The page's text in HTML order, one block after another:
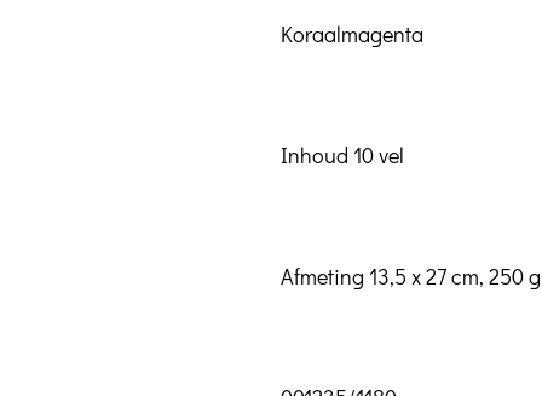
Koraalmagenta
Inhoud 10 vel
Afmeting 13,5 x 27 cm, 250